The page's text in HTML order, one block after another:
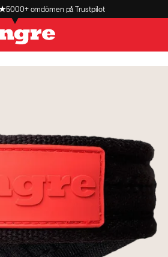
5000+ omdömen på Trustpilot